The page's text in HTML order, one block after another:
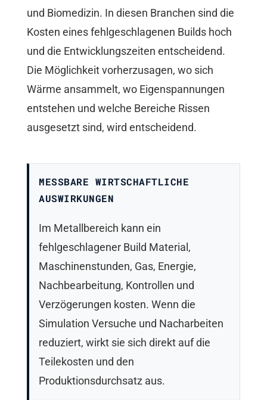
und Biomedizin. In diesen Branchen sind die
Kosten eines fehlgeschlagenen Builds hoch
und die Entwicklungszeiten entscheidend.
Die Möglichkeit vorherzusagen, wo sich
Wärme ansammelt, wo Eigenspannungen
entstehen und welche Bereiche Rissen
ausgesetzt sind, wird entscheidend.
MESSBARE WIRTSCHAFTLICHE
AUSWIRKUNGEN
Im Metallbereich kann ein
fehlgeschlagener Build Material,
Maschinenstunden, Gas, Energie,
Nachbearbeitung, Kontrollen und
Verzögerungen kosten. Wenn die
Simulation Versuche und Nacharbeiten
reduziert, wirkt sie sich direkt auf die
Teilekosten und den
Produktionsdurchsatz aus.